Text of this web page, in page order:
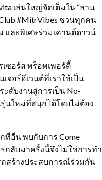
เล่นใหญ่จัดเต็มใน “ลาน
#MitrVibes ชวนทุกคน
และพิเศษร่วมเคานต์ดาวน์
ซอร์ส พร็อพเพอร์ตี้
จอร์อีเวนต์ที่เราใช้เป็น
ดับงานสู่การเป็น No-
รุ่นใหม่ที่สนุกได้โดยไม่ต้อง
ที่อื่น พบกับการ Come
กลับมาครั้งนี้จึงไม่ใช่การทำ
ถสร้างประสบการณ์ร่วมกัน